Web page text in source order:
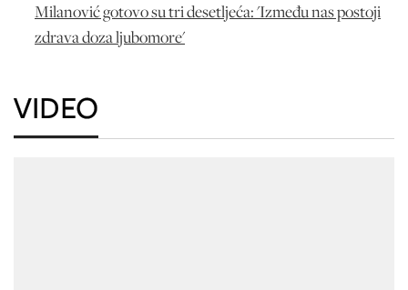
Milanović gotovo su tri desetljeća: 'Između nas postoji
zdrava doza ljubomore'
VIDEO